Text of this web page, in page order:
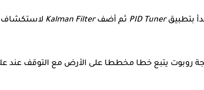
بتطبيقPID Tuner ثم أضفKalman Filter لاستكشاف
روبوت يتبع خطا مخططا على الأرض مع التوقف عند